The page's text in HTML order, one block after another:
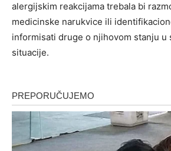
alergijskim reakcijama trebala bi
medicinske narukvice ili
informisati druge o njihovom stanju u
situacije.